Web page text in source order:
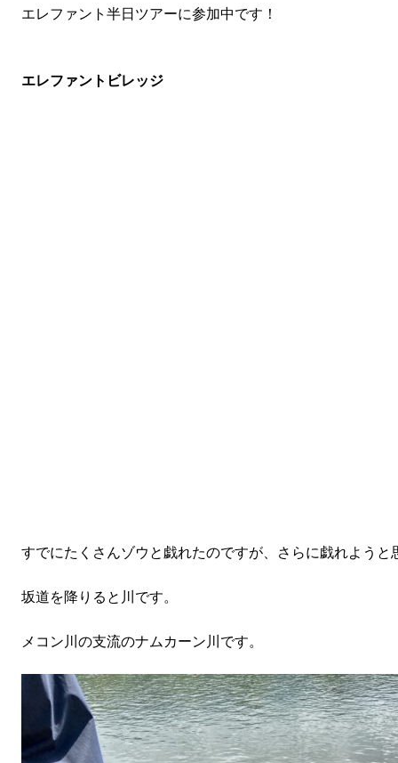
エレファント半日ツアーに参加中です！
エレファントビレッジ
すでにたくさんゾウと戯れたのですが、さらに戯れようと
坂道を降りると川です。
メコン川の支流のナムカーン川です。